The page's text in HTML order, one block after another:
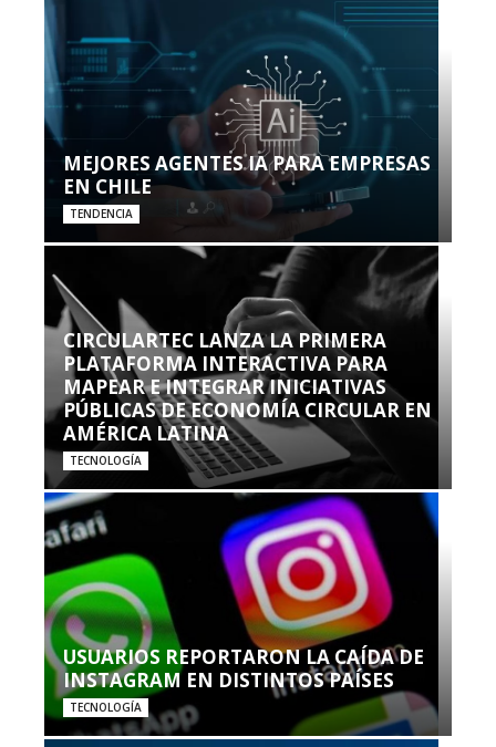
MEJORES AGENTES IA PARA EMPRESAS
EN CHILE
TENDENCIA
CIRCULARTEC LANZA LA PRIMERA
PLATAFORMA INTERACTIVA PARA
MAPEAR E INTEGRAR INICIATIVAS
PÚBLICAS DE ECONOMÍA CIRCULAR EN
AMÉRICA LATINA
TECNOLOGÍA
USUARIOS REPORTARON LA CAÍDA DE
INSTAGRAM EN DISTINTOS PAÍSES
TECNOLOGÍA